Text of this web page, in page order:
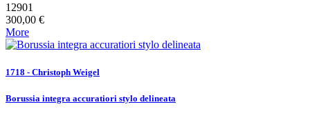
12901
300,00 €
More
1718 - Christoph Weigel
Borussia integra accuratiori stylo delineata